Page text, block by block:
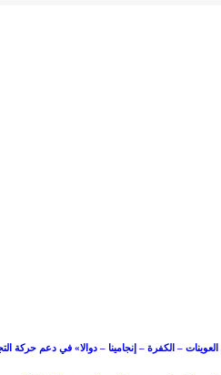
– الكفرة – إنجامينا – دوالا» في دعم حركة